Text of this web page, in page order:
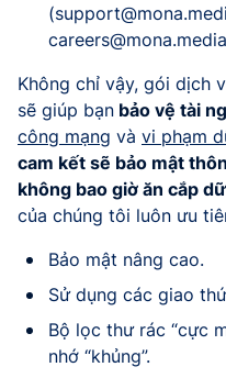
(
careers@mona.media
Không chỉ vậy, gói dịch
sẽ giúp bạn bảo vệ tài
công mạng và vi phạm
cam kết sẽ bảo mật
không bao giờ ăn cắp
của chúng tôi luôn ưu
Bảo mật nâng cao.
Sử dụng các giao
Bộ lọc thư rác “cực
nhớ “khủng”.